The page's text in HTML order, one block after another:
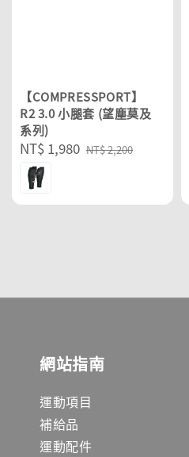
【COMPRESSPORT】
R2 3.0 小腿套 (望塵莫及
系列)
Sale
price
NT$ 1,980 Regular
NT$ 2,200
網站指南
運動項目
補給品
運動配件